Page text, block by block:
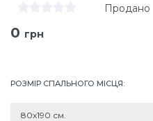
Продано
0 грн
РОЗМІР СПАЛЬНОГО МІСЦЯ:
80х190 см.